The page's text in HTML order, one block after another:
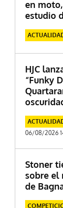
en
estudio
HJC
“Funky
06/08/2026
Stoner
sobre el
de